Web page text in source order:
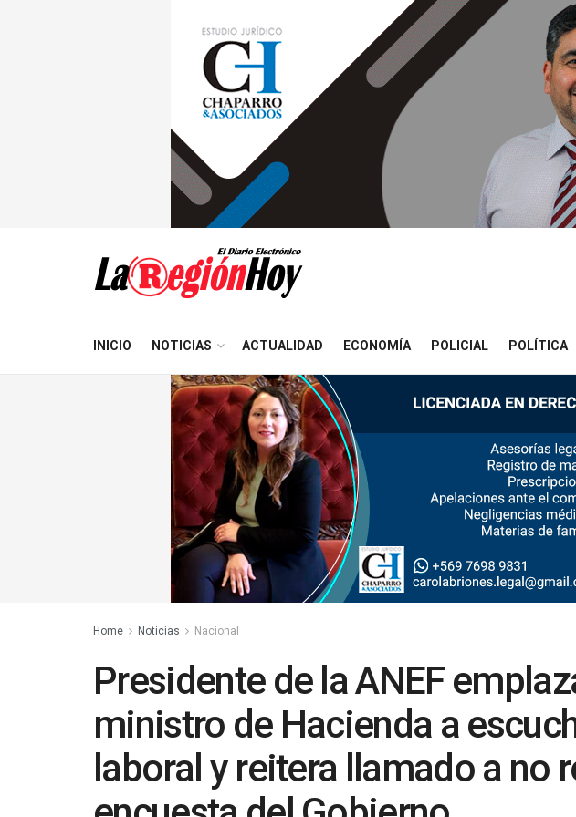
INICIO NOTICIAS ACTUALIDAD ECONOMÍA POLICIAL POLÍTICA
Home Noticias Nacional
Presidente de la ANEF
ministro de Hacienda a
laboral y reitera llamado a no